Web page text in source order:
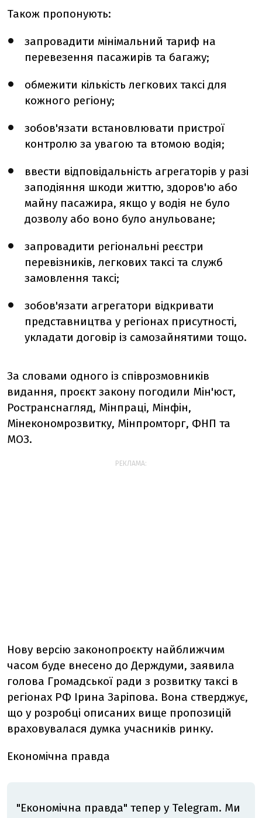
Також пропонують:
запровадити мінімальний тариф на
перевезення пасажирів та багажу;
обмежити кількість легкових таксі для
кожного регіону;
зобов'язати встановлювати пристрої
контролю за увагою та втомою водія;
ввести відповідальність агрегаторів у разі
заподіяння шкоди життю, здоров'ю або
майну пасажира, якщо у водія не було
дозволу або воно було анульоване;
запровадити регіональні реєстри
перевізників, легкових таксі та служб
замовлення таксі;
зобов'язати агрегатори відкривати
представництва у регіонах присутності,
укладати договір із самозайнятими тощо.
За словами одного із співрозмовників
видання, проєкт закону погодили Мін'юст,
Ространснагляд, Мінпраці, Мінфін,
Мінекономрозвитку, Мінпромторг, ФНП та
МОЗ.
РЕКЛАМА:
Нову версію законопроєкту найближчим
часом буде внесено до Держдуми, заявила
голова Громадської ради з розвитку таксі в
регіонах РФ Ірина Заріпова. Вона стверджує,
що у розробці описаних вище пропозицій
враховувалася думка учасників ринку.
Економічна правда
"Економічна правда" тепер у Telegram. Ми